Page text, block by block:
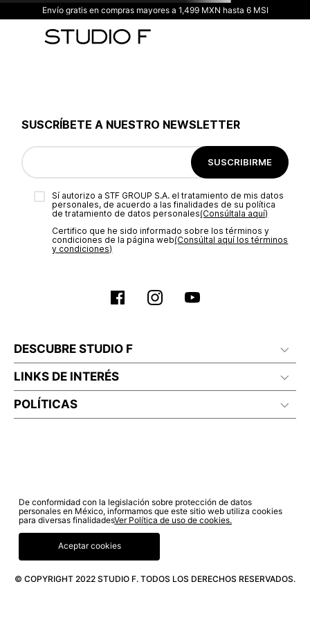
Envío gratis en compras mayores a 1,499 MXN hasta 6 MSI
SUSCRÍBETE A NUESTRO NEWSLETTER
SUSCRIBIRME
Sí autorizo a STF GROUP S.A. el tratamiento de mis datos
personales, de acuerdo a las finalidades de su política
de tratamiento de datos personales‎(Consúltala aquí)
Certifico que he sido informado sobre los términos y
condiciones de la página web‎(Consúltal aquí los términos
y condiciones)
DESCUBRE STUDIO F
LINKS DE INTERÉS
POLÍTICAS
© COPYRIGHT 2022 STUDIO F. TODOS LOS DERECHOS RESERVADOS.
De conformidad con la legislación sobre protección de datos
personales en México, informamos que este sitio web utiliza cookies
para diversas finalidadesVer Política de uso de cookies.
Aceptar cookies